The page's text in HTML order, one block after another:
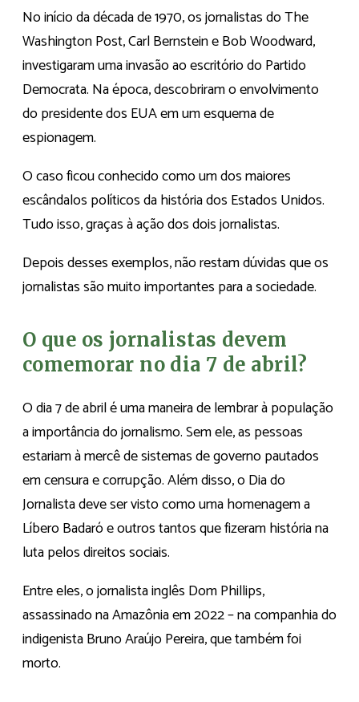
No início da década de 1970, os jornalistas do The
Washington Post, Carl Bernstein e Bob Woodward,
investigaram uma invasão ao escritório do Partido
Democrata. Na época, descobriram o envolvimento
do presidente dos EUA em um esquema de
espionagem.
O caso ficou conhecido como um dos maiores
escândalos políticos da história dos Estados Unidos.
Tudo isso, graças à ação dos dois jornalistas.
Depois desses exemplos, não restam dúvidas que os
jornalistas são muito importantes para a sociedade.
O que os jornalistas devem
comemorar no dia 7 de abril?
O dia 7 de abril é uma maneira de lembrar à população
a importância do jornalismo. Sem ele, as pessoas
estariam à mercê de sistemas de governo pautados
em censura e corrupção. Além disso, o Dia do
Jornalista deve ser visto como uma homenagem a
Líbero Badaró e outros tantos que fizeram história na
luta pelos direitos sociais.
Entre eles, o jornalista inglês Dom Phillips,
assassinado na Amazônia em 2022 – na companhia do
indigenista Bruno Araújo Pereira, que também foi
morto.